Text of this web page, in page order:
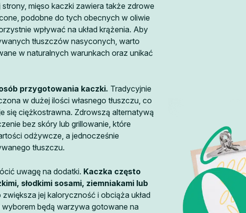
mięso kaczki zawiera także zdrowe
podobne do tych obecnych w oliwie
wpływać na układ krążenia. Aby
tłuszczów nasyconych, warto
w naturalnych warunkach oraz unikać
przygotowania kaczki. Tradycyjnie
w dużej ilości własnego tłuszczu, co
się ciężkostrawna. Zdrowszą alternatywą
bez skóry lub grillowanie, które
odżywcze, a jednocześnie
tłuszczu.
uwagę na dodatki. Kaczka często
słodkimi sosami, ziemniakami lub
zwiększa jej kaloryczność i obciąża układ
będą warzywa gotowane na